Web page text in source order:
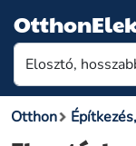
Otthon